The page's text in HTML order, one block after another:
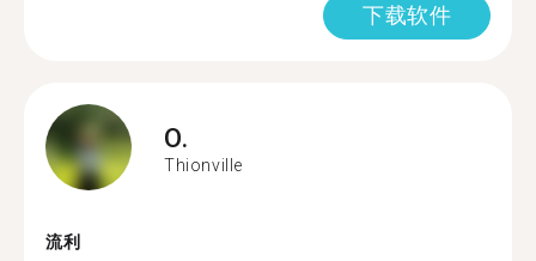
下载软件
O.
Thionville
流利